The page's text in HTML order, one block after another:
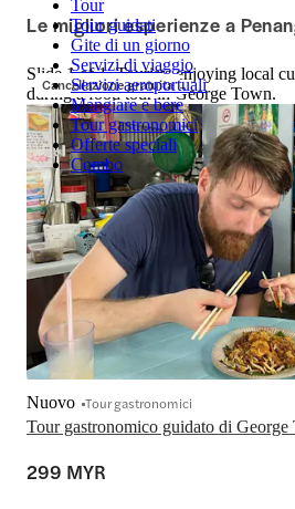
Tour
Tour guidati
Gite di un giorno
Servizi di viaggio
Servizi aeroportuali
Mangiare e bere
Tour gastronomici
Offerte speciali
Combo
Le migliori esperienze a
Cancellazione gratuita
Slide 1 of 1, Tourists enjoying local
during a food tour in George Town.
Nuovo Tour gastronomici
299 MYR